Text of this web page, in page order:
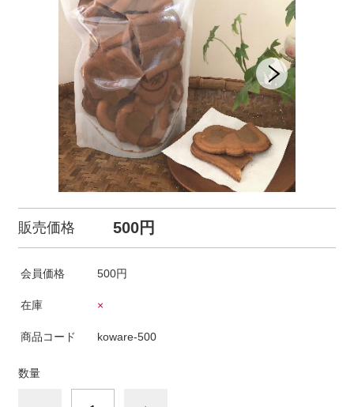
販売価格 500円
会員価格 500円
在庫 ×
商品コード koware-500
数量